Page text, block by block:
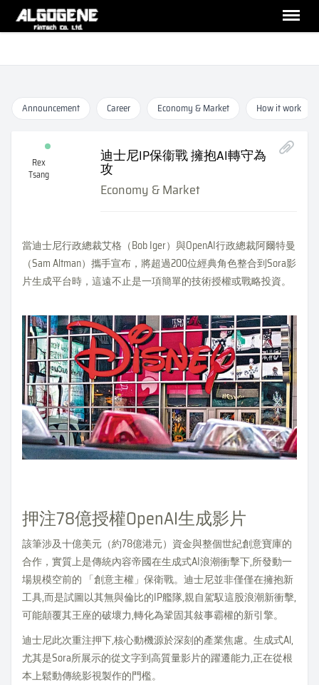
Announcement Career Economy & Market How it work
Rex
Tsang
迪士尼IP保衞戰 擁抱AI轉守為
攻
Economy & Market
當迪士尼行政總裁艾格（Bob Iger）與OpenAI行政總裁阿爾特曼
（Sam Altman）攜手宣布，將超過200位經典角色整合到Sora影
片生成平台時，這遠不止是一項簡單的技術授權或戰略投資。
押注78億授權OpenAI生成影片
該筆涉及十億美元（約78億港元）資金與整個世紀創意寶庫的
合作，實質上是傳統內容帝國在生成式AI浪潮衝擊下,所發動一
場規模空前的 「創意主權」保衛戰。迪士尼並非僅僅在擁抱新
工具,而是試圖以其無與倫比的IP艦隊,親自駕馭這股浪潮新衝擊,
可能顛覆其王座的破壞力,轉化為鞏固其敍事霸權的新引擎。
迪士尼此次重注押下,核心動機源於深刻的產業焦慮。生成式Al,
尤其是Sora所展示的從文字到高質量影片的躍遷能力,正在從根
本上鬆動傳統影視製作的門檻。